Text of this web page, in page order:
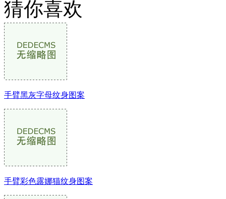
武汉老兵纹身微信
： 服务号：laobingwenshen 订阅号：laobing66666 打造国
文资讯！精美纹身图案及手稿 纹身作品 一站搞定！回复相
问千万素材的微官网，中国最强最全纹身图案尽在其中！
猜你喜欢
手臂黑灰字母纹身图案
手臂彩色露娜猫纹身图案